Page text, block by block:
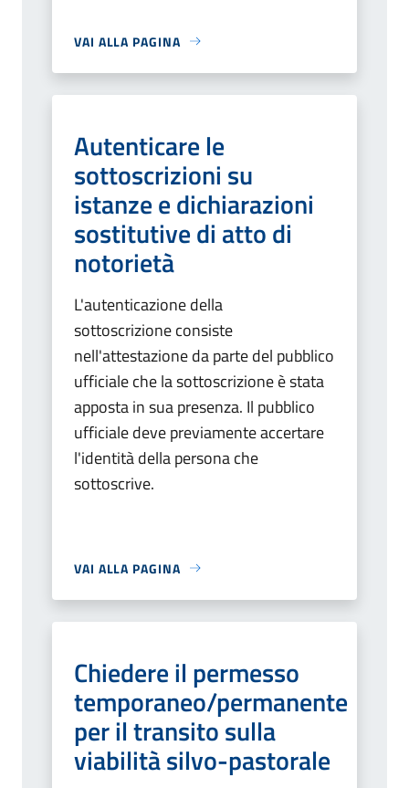
VAI ALLA PAGINA
Autenticare le
sottoscrizioni su
istanze e dichiarazioni
sostitutive di atto di
notorietà
L'autenticazione della
sottoscrizione consiste
nell'attestazione da parte del pubblico
ufficiale che la sottoscrizione è stata
apposta in sua presenza. Il pubblico
ufficiale deve previamente accertare
l'identità della persona che
sottoscrive.
VAI ALLA PAGINA
Chiedere il permesso
temporaneo/permanente
per il transito sulla
viabilità silvo-pastorale